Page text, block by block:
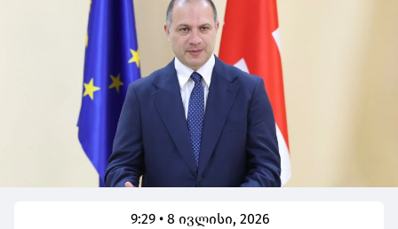
9:29 • 8 ივლისი, 2026